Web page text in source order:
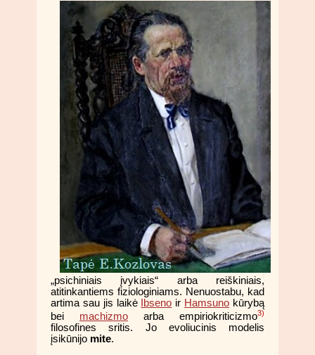
„psichiniais įvykiais“ arba reiškiniais,
atitinkantiems fiziologiniams. Nenuostabu, kad
artima sau jis laikė
Ibseno ir Hamsuno kūrybą
bei machizmo arba empiriokriticizmo3)
filosofines sritis. Jo evoliucinis modelis
įsikūnijo mite.